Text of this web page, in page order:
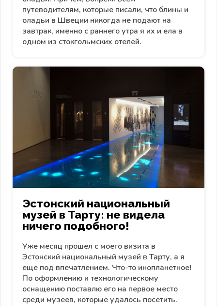
путеводителям, которые писали, что блины и
оладьи в Швеции никогда не подают на
завтрак, именно с раннего утра я их и ела в
одном из стокгольмских отелей.
Эстонский национальный
музей в Тарту: не видела
ничего подобного!
Уже месяц прошел с моего визита в
Эстонский национальный музей в Тарту, а я
еще под впечатлением. Что-то инопланетное!
По оформлению и технологическому
оснащению поставлю его на первое место
среди музеев, которые удалось посетить.